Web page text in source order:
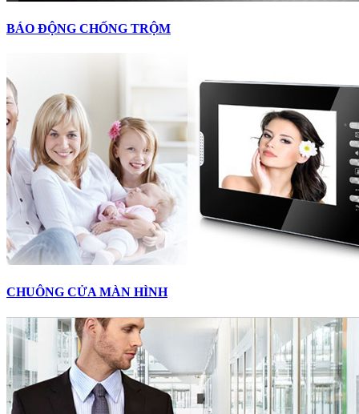
BÁO ĐỘNG CHỐNG TRỘM
CHUÔNG CỬA MÀN HÌNH